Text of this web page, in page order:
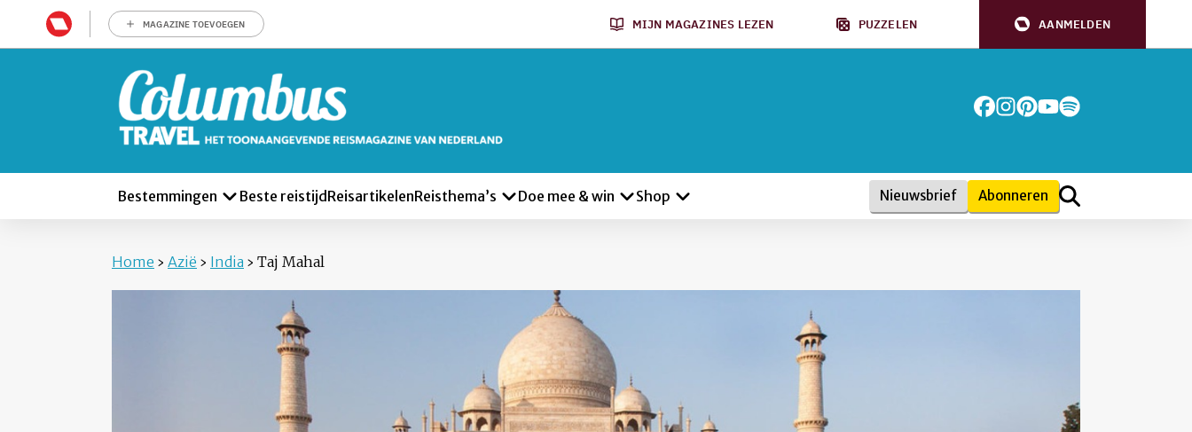
MAGAZINE TOEVOEGEN MIJN MAGAZINES LEZEN PUZZELEN AANMELDEN
Bestemmingen Beste reistijd ReisartikelenReisthema’s Doe mee & win Shop Nieuwsbrief Abonneren
Home › Azië › India › Taj Mahal